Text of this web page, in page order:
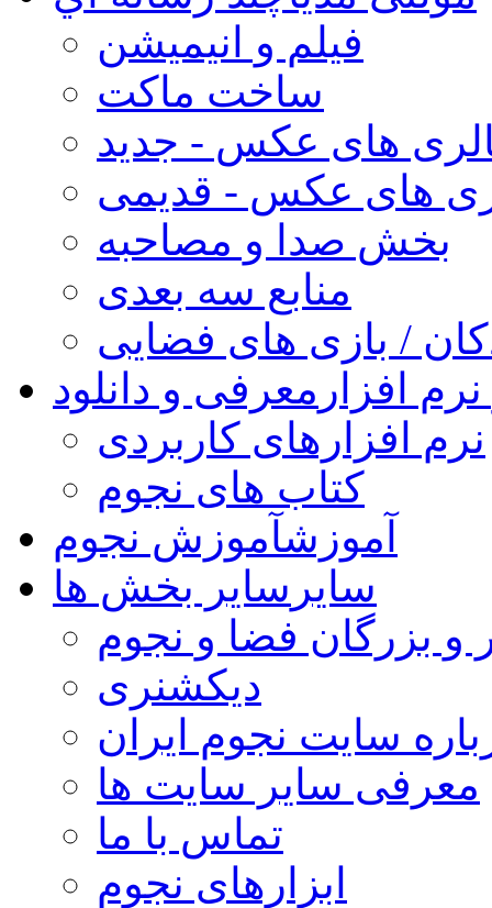
فیلم و انیمیشن
ساخت ماکت
های عکس - جدید
های عکس - قدیمی
بخش صدا و مصاحبه
منابع سه بعدی
/ بازی های فضایی
افزار معرفی و دانلود
نرم افزارهای کاربردی
کتاب های نجوم
آموزشآموزش نجوم
سایر سایر بخش ها
و بزرگان فضا و نجوم
دیکشنری
سایت نجوم ایران
معرفی سایر سایت ها
تماس با ما
ابزارهای نجوم